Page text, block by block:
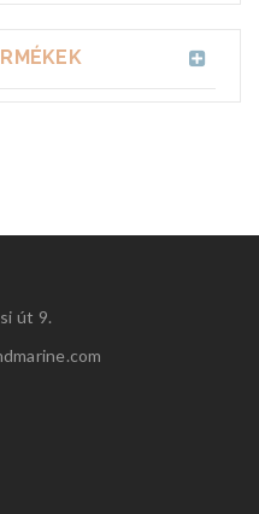
út 9.